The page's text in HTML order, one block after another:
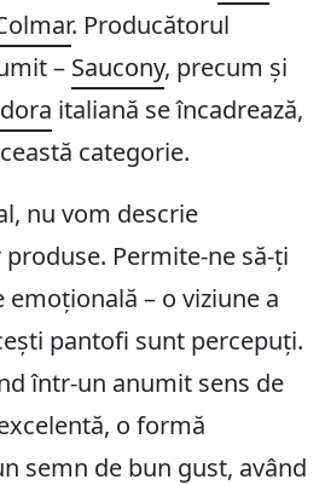
. Producătorul
– Saucony, precum și
italiană se încadrează,
categorie.
nu vom descrie
Permite-ne să-ți
– o viziune a
pantofi sunt percepuți.
într-un anumit sens de
o formă
semn de bun gust, având